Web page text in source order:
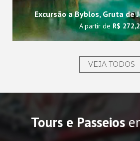
Excursão a Byblos, Gruta de
A partir de R$
VEJA TODOS
Tours e Passeios